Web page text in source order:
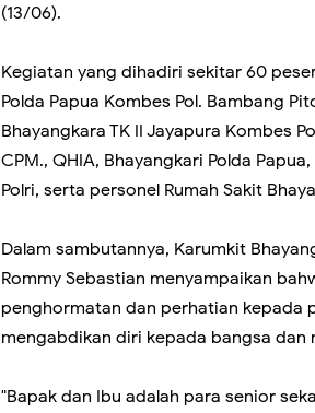
(13/06).
Kegiatan yang dihadiri sekitar 60
Polda Papua Kombes Pol. Bambang
Bhayangkara TK II Jayapura Kombes
CPM., QHIA, Bhayangkari Polda
Polri, serta personel Rumah Sakit
Dalam sambutannya, Karumkit
Rommy Sebastian menyampaikan
penghormatan dan perhatian kepada
mengabdikan diri kepada bangsa dan
"Bapak dan Ibu adalah para senior